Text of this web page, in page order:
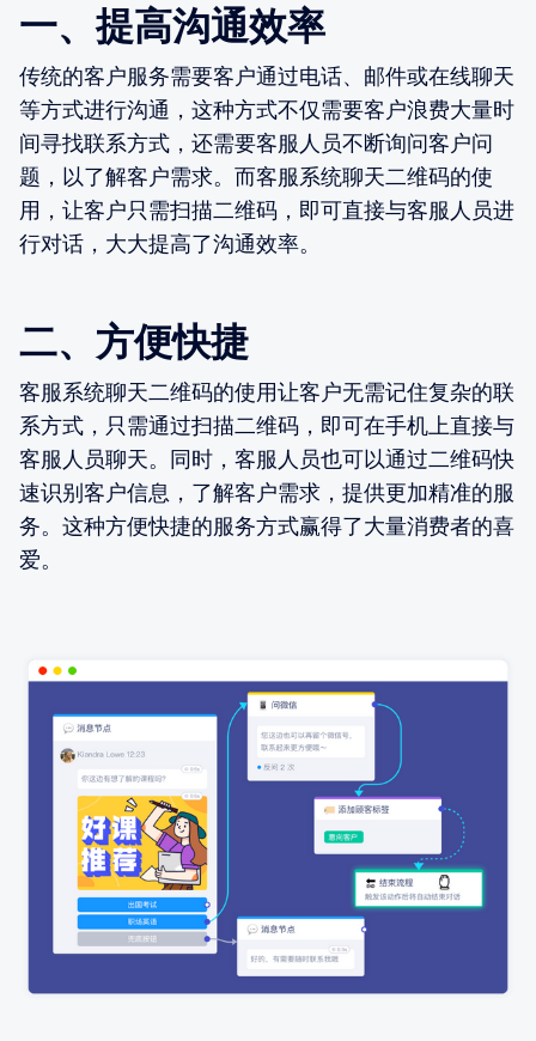
一、提高沟通效率
传统的客户服务需要客户通过电话、邮件或在线聊天
等方式进行沟通，这种方式不仅需要客户浪费大量时
间寻找联系方式，还需要客服人员不断询问客户问
题，以了解客户需求。而客服系统聊天二维码的使
用，让客户只需扫描二维码，即可直接与客服人员进
行对话，大大提高了沟通效率。
二、方便快捷
客服系统聊天二维码的使用让客户无需记住复杂的联
系方式，只需通过扫描二维码，即可在手机上直接与
客服人员聊天。同时，客服人员也可以通过二维码快
速识别客户信息，了解客户需求，提供更加精准的服
务。这种方便快捷的服务方式赢得了大量消费者的喜
爱。